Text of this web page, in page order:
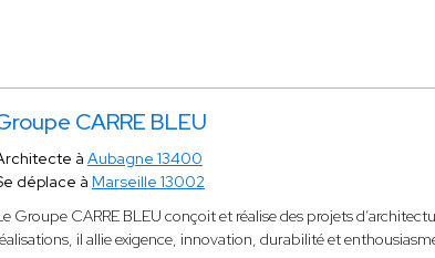
CARRE BLEU
à Aubagne 13400
déplace à Marseille 13002
Groupe CARRE BLEU conçoit et réalise des projets
il allie exigence, innovation, durabilité et